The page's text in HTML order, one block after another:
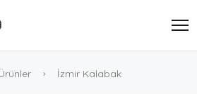
İzmir Kalabak